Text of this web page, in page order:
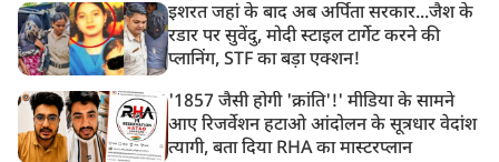
इशरत जहां के बाद अब अर्पिता सरकार...जैश के
रडार पर सुवेंदु, मोदी स्टाइल टार्गेट करने की
प्लानिंग, STF का बड़ा एक्शन!
'1857 जैसी होगी 'क्रांति'!' मीडिया के सामने
आए रिजर्वेशन हटाओ आंदोलन के सूत्रधार वेदांश
त्यागी, बता दिया RHA का मास्टरप्लान